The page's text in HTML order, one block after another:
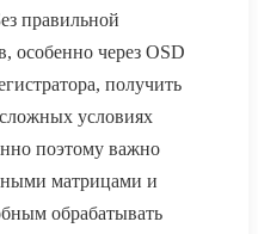
правильной
особенно через OSD
получить
условиях
поэтому важно
матрицами и
обрабатывать